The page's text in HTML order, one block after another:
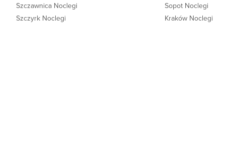
Szczawnica Noclegi
Szczyrk Noclegi
Sopot Noclegi
Kraków Noclegi